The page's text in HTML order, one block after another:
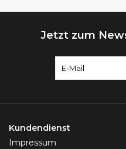
Jetzt zum
Kundendienst
Impressum